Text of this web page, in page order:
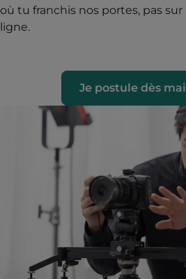
où tu franchis nos portes, pas
ligne.
Je postule dès